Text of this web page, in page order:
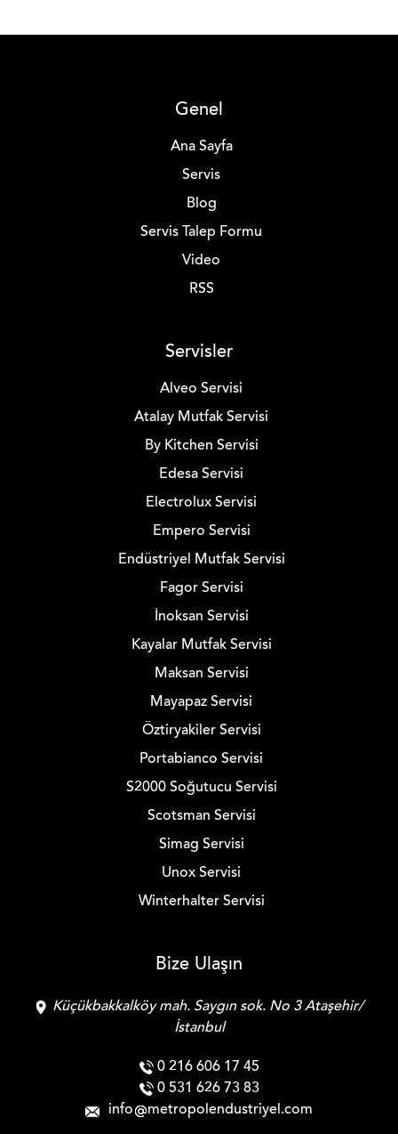
Genel
Ana Sayfa
Servis
Blog
Servis Talep Formu
Video
RSS
Servisler
Alveo Servisi
Atalay Mutfak Servisi
By Kitchen Servisi
Edesa Servisi
Electrolux Servisi
Empero Servisi
Endüstriyel Mutfak Servisi
Fagor Servisi
İnoksan Servisi
Kayalar Mutfak Servisi
Maksan Servisi
Mayapaz Servisi
Öztiryakiler Servisi
Portabianco Servisi
S2000 Soğutucu Servisi
Scotsman Servisi
Simag Servisi
Unox Servisi
Winterhalter Servisi
Bize Ulaşın
Küçükbakkalköy mah. Saygın sok. No 3 Ataşehir/
İstanbul
0 216 606 17 45
0 531 626 73 83
info
metropolendustriyel.com